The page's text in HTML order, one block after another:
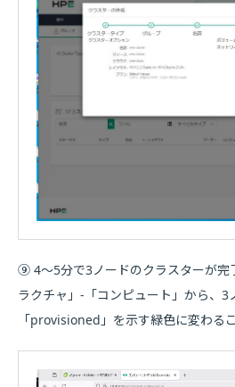
⑨ 4～5分で3ノードのクラスターが完
ラクチャ」-「コンピュート」から、3
「provisioned」を示す緑色に変わる